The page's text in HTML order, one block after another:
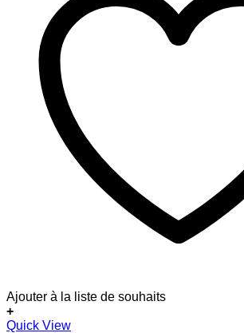
Ajouter à la liste de souhaits
+
Quick View